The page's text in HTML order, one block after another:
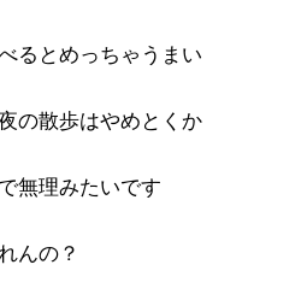
るとめっちゃうまい
の散歩はやめとくか
無理みたいです
んの？